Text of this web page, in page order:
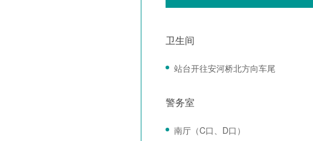
卫生间
站台开往安河桥北方向车尾
警务室
南厅（C口、D口）